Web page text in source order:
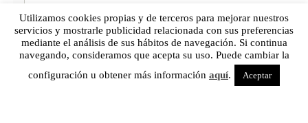
Sobre Humor Fútbol Club | Aviso legal |Contacto
Humor Fútbol Club © 2015. Todos los derechos reservados
Utilizamos cookies propias y de terceros para mejorar nuestros
servicios y mostrarle publicidad relacionada con sus preferencias
mediante el análisis de sus hábitos de navegación. Si continua
navegando, consideramos que acepta su uso. Puede cambiar la
configuración u obtener más información aquí. Aceptar